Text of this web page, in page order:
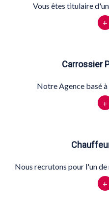
Vous êtes titulaire d'un
+
Carrossier
Notre Agence basé à
+
Nous recrutons pour l'un de
+